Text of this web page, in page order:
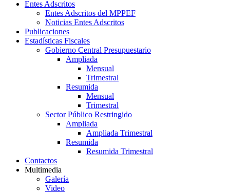
Entes Adscritos
Entes Adscritos del MPPEF
Noticias Entes Adscritos
Publicaciones
Estadísticas Fiscales
Gobierno Central Presupuestario
Ampliada
Mensual
Trimestral
Resumida
Mensual
Trimestral
Sector Público Restringido
Ampliada
Ampliada Trimestral
Resumida
Resumida Trimestral
Contactos
Multimedia
Galería
Video